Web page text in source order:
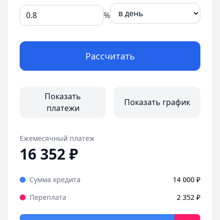
Организация:
Город: Екатеринбург
Сомневался, но Езаем выручил. Оформил заем без
Все отзывы
%
Рассчитать
Показать
платежи
Показать график
Ежемесячный платеж
16 352₽
Сумма кредита 14 000 ₽
Переплата
2 352 ₽